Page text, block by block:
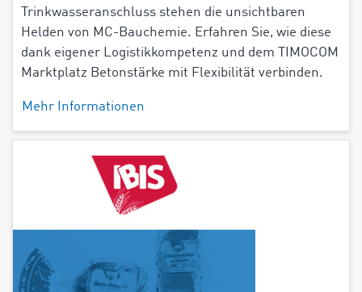
Trinkwasseranschluss stehen die unsichtbaren
Helden von MC-Bauchemie. Erfahren Sie, wie diese
dank eigener Logistikkompetenz und dem TIMOCOM
Marktplatz Betonstärke mit Flexibilität verbinden.
Mehr Informationen